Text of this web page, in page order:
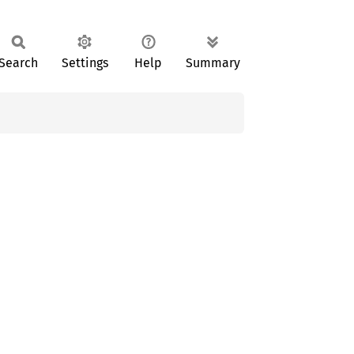
Settings Help Summary